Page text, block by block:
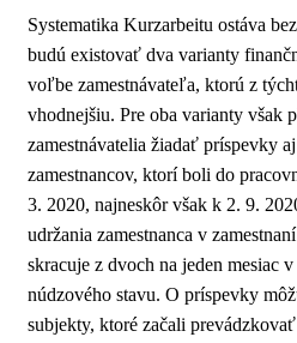
Systematika Kurzarbeitu ostáva
budú existovať dva varianty
voľbe zamestnávateľa, ktorú z
vhodnejšiu. Pre oba varianty však
zamestnávatelia žiadať príspevky
zamestnancov, ktorí boli do
3. 2020, najneskôr však k 2. 9.
udržania zamestnanca v
skracuje z dvoch na jeden mesiac
núdzového stavu. O príspevky
subjekty, ktoré začali